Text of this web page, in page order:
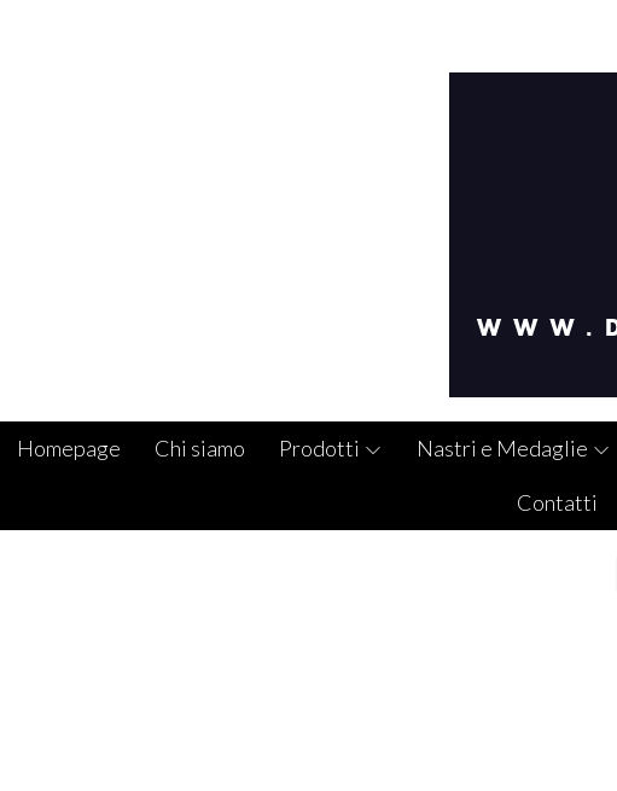
Homepage Chi siamo Prodotti Nastri e Medaglie
Contatti